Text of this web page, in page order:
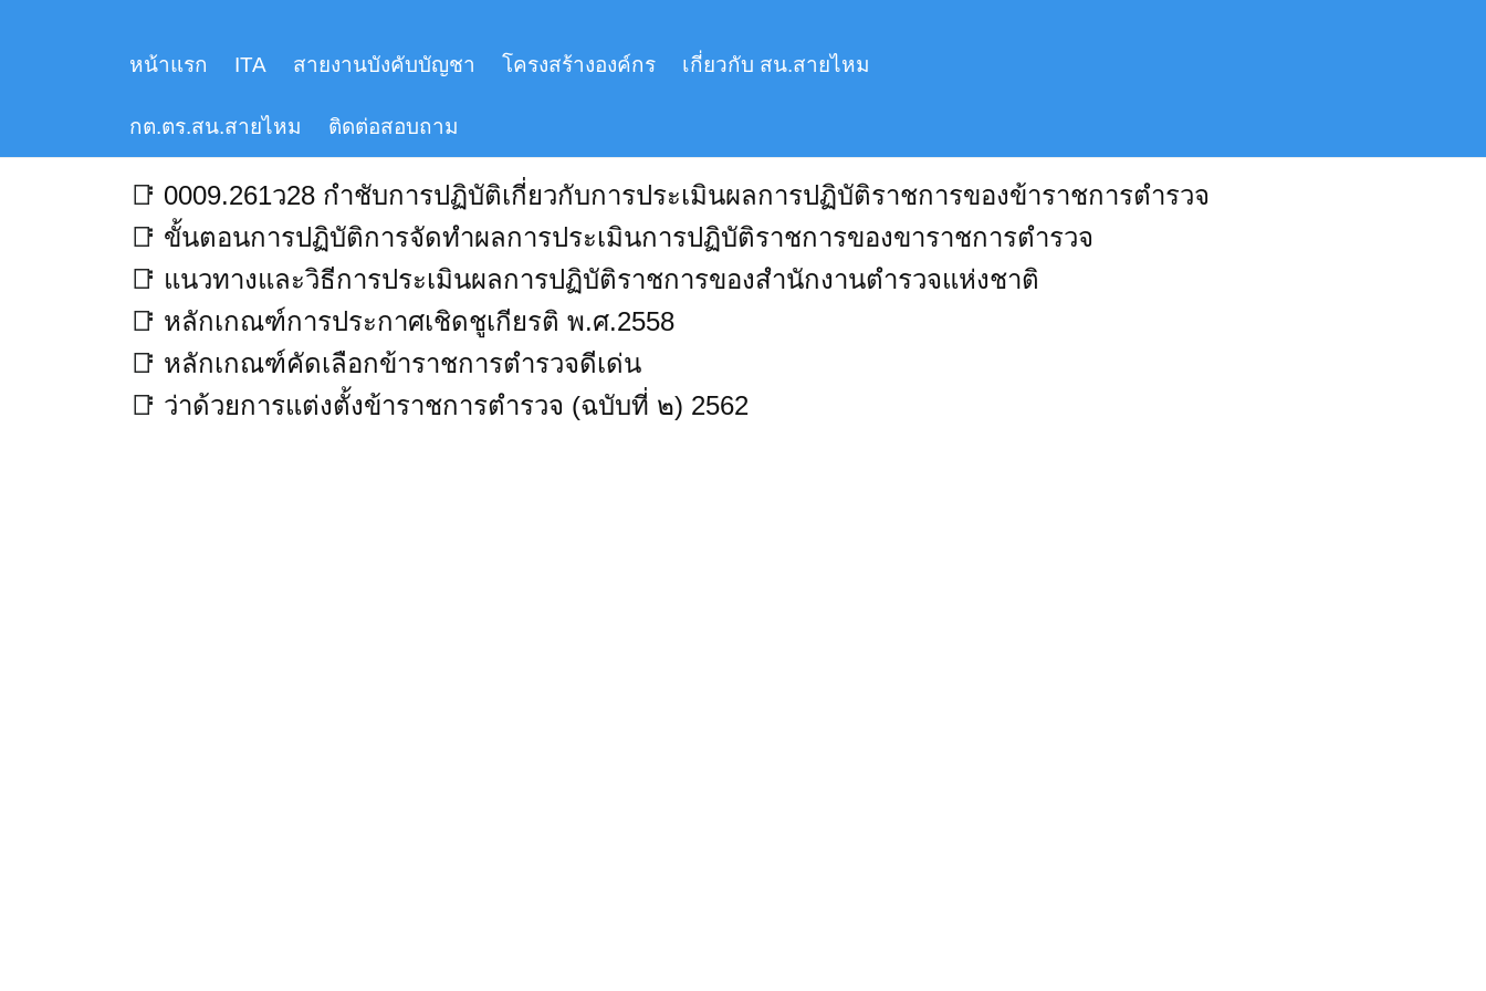
หน้าแรก ITA สายงานบังคับบัญชา โครงสร้างองค์กร เกี่ยวกับ สน.สายไหม
กต.ตร.สน.สายไหม ติดต่อสอบถาม
O27 หลักเกณฑ์การบริหารและพัฒนากำลังพล
📑 0009.261ว28 กำชับการปฏิบัติเกี่ยวกับการประเมินผลการปฏิบัติราชการของข้าราชการตำรวจ
📑 ขั้นตอนการปฏิบัติการจัดทําผลการประเมินการปฏิบัติราชการของขาราชการตำรวจ
📑 แนวทางและวิธีการประเมินผลการปฏิบัติราชการของสำนักงานตำรวจแห่งชาติ
📑 หลักเกณฑ์การประกาศเชิดชูเกียรติ พ.ศ.2558
📑 หลักเกณฑ์คัดเลือกข้าราชการตำรวจดีเด่น
📑 ว่าด้วยการแต่งตั้งข้าราชการตำรวจ (ฉบับที่ ๒) 2562